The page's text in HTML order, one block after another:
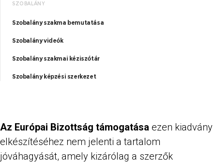
SZOBALÁNY
Szobalány szakma bemutatása
Szobalány videók
Szobalány szakmai kéziszótár
Szobalány képzési szerkezet
Az Európai Bizottság támogatása ezen kiadvány
elkészítéséhez nem jelenti a tartalom
jóváhagyását, amely kizárólag a szerzők